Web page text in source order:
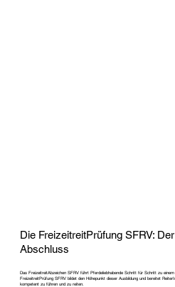
Die FreizeitreitPrüfung SFRV:
Abschluss
Das FreizeitreitAbzeichen SFRV führt Pferdeliebhabende Schritt für Schritt zu
FreizeitreitPrüfung SFRV bildet den Höhepunkt dieser Ausbildung und bereitet
kompetent zu führen und zu reiten.